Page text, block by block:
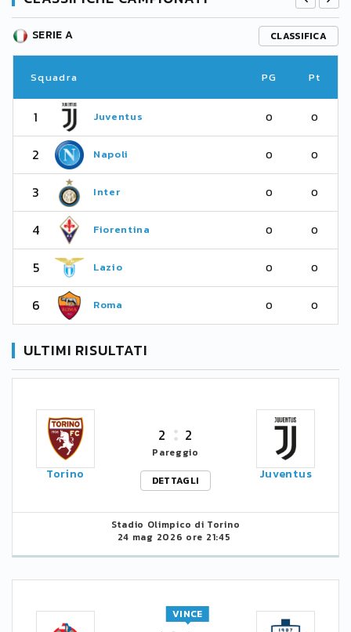
SERIE A CLASSIFICA
Squadra PG Pt
1 Juventus 0 0
2 Napoli 0 0
3 Inter 0 0
4 Fiorentina 0 0
5 Lazio 0 0
6 Roma 0 0
ULTIMI RISULTATI
Torino
2 2
Pareggio
DETTAGLI
Juventus
Stadio Olimpico di Torino
24 mag 2026 ore 21:45
VINCE